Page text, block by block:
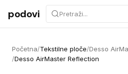
Preskoči na sadržaj
podovi
Početna/Tekstilne ploče/Desso
/Desso AirMaster Reflection